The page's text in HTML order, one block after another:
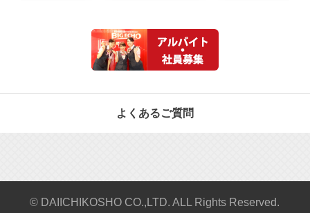
よくあるご質問
© DAIICHIKOSHO CO.,LTD. ALL Rights Reserved.